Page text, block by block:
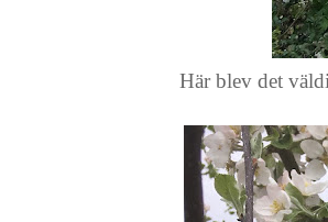
Här blev det